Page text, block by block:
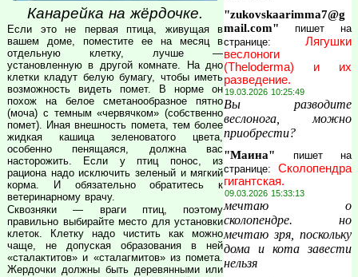
Канарейка на жёрдочке.
Если это не первая птица, живущая в
вашем доме, поместите ее на месяц в
отдельную клетку, лучше —
установленную в другой комнате. На дно
клетки кладут белую бумагу, чтобы иметь
возможность видеть помет. В норме он
похож на белое сметанообразное пятно
(моча) с темным «червячком» (собственно
помет). Иная внешность помета, тем более
жидкая кашица зеленоватого цвета,
особенно пенящаяся, должна вас
насторожить. Если у птиц понос, из
рациона надо исключить зеленый и мягкий
корма. И обязательно обратитесь к
ветеринарному врачу.
Сквозняки — враги птиц, поэтому
правильно выбирайте место для установки
клеток. Клетку надо чистить как можно
чаще, не допуская образования в ней
«сталактитов» и «сталагмитов» из помета.
Жердочки должны быть деревянными или
"zukovskaarimma7@g
mail.com" пишет на
странице: Лягушки
веслоноги
(Theloderma) и их
разведение.
19.03.2026 10:25:49
Вы разводите
веслонога, можно
приобрести?
"Маина" пишет на
странице: Сколопендра
гигантская.
09.03.2026 15:33:13
мечтаю о
сколопендре. но
мечтаю зря, поскольку
дома и кота завести
нельзя